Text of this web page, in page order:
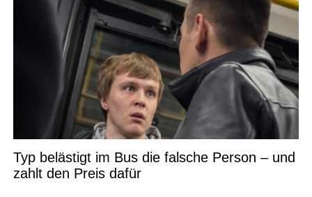
Typ belästigt im Bus die falsche Person – und
zahlt den Preis dafür